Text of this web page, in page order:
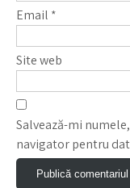
Email *
Site web
Salvează-mi
navigator pentru